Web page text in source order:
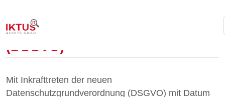
(DSGVO)
Mit Inkrafttreten der neuen
Datenschutzgrundverordnung (DSGVO) mit Datum